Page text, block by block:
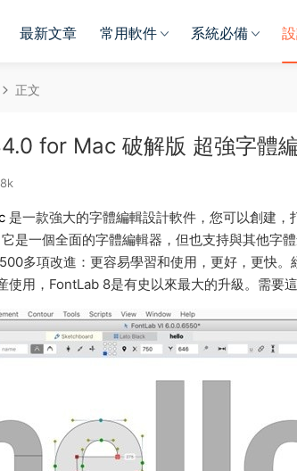
最新文章 常用軟件 系統必備
正文
for Mac 破解版 超強字體
是一款強大的字體編輯設計軟件，您可以創建
是一個全面的字體編輯器，但也支持與其他字
多項改進：更容易學習和使用，更好，更快
用，FontLab 8是有史以來最大的升級。需要